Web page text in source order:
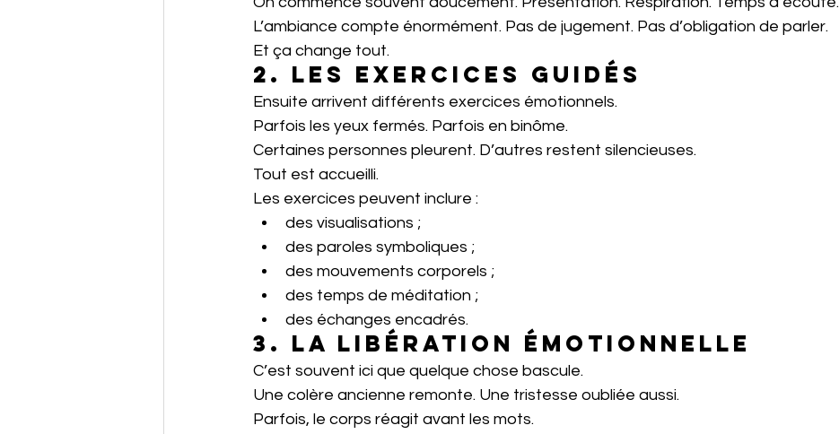
L’ambiance compte énormément. Pas de jugement. Pas d’obligation de parler.
Et ça change tout.
2. Les exercices guidés
Ensuite arrivent différents exercices émotionnels.
Parfois les yeux fermés. Parfois en binôme.
Certaines personnes pleurent. D’autres restent silencieuses.
Tout est accueilli.
Les exercices peuvent inclure :
des visualisations ;
des paroles symboliques ;
des mouvements corporels ;
des temps de méditation ;
des échanges encadrés.
3. La libération émotionnelle
C’est souvent ici que quelque chose bascule.
Une colère ancienne remonte. Une tristesse oubliée aussi.
Parfois, le corps réagit avant les mots.